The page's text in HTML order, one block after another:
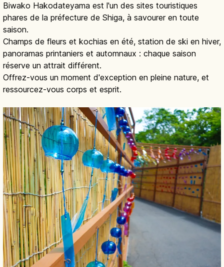
Biwako Hakodateyama est l'un des sites touristiques
phares de la préfecture de Shiga, à savourer en toute
saison.
Champs de fleurs et kochias en été, station de ski en hiver,
panoramas printaniers et automnaux : chaque saison
réserve un attrait différent.
Offrez-vous un moment d'exception en pleine nature, et
ressourcez-vous corps et esprit.